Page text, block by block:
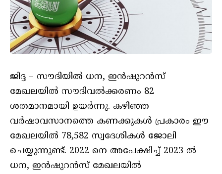
ജിദ്ദ – സൗദിയില്‍ ധന, ഇന്‍ഷുറന്‍സ്
മേഖലയില്‍ സൗദിവല്‍ക്കരണം 82
ശതമാനമായി ഉയര്‍ന്നു. കഴിഞ്ഞ
വര്‍ഷാവസാനത്തെ കണക്കുകള്‍ പ്രകാരം ഈ
മേഖലയില്‍ 78,582 സ്വദേശികള്‍ ജോലി
ചെയ്യുന്നുണ്ട്. 2022 നെ അപേക്ഷിച്ച് 2023 ല്‍
ധന, ഇന്‍ഷുറന്‍സ് മേഖലയില്‍